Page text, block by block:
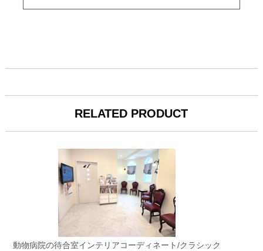
RELATED PRODUCT
動物病院の待合室インテリアコーディネート/クラシック